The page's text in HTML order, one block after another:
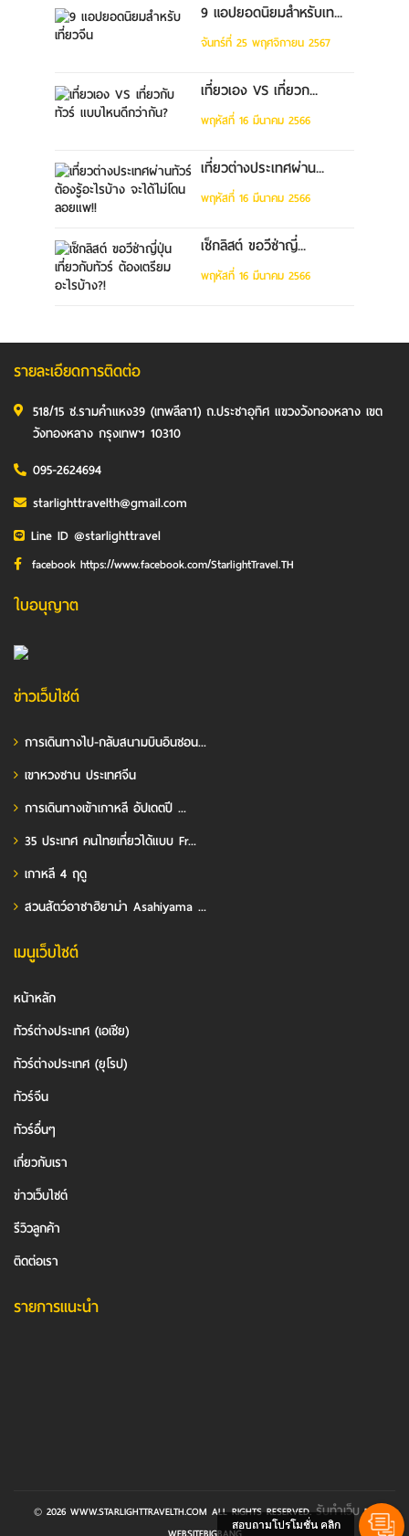
9 แอปยอดนิยมสำหรับเท...
จันทร์ที่ 25 พฤศจิกายน 2567
เที่ยวเอง VS เที่ยวก...
พฤหัสที่ 16 มีนาคม 2566
เที่ยวต่างประเทศผ่าน...
พฤหัสที่ 16 มีนาคม 2566
เช็กลิสต์ ขอวีซ่าญี่...
พฤหัสที่ 16 มีนาคม 2566
รายละเอียดการติดต่อ
518/15 ซ.รามคำแหง39 (เทพลีลา1) ถ.ประชาอุทิศ แขวงวังทองหลาง เขต
วังทองหลาง กรุงเทพฯ 10310
095-2624694
starlighttravelth@gmail.com
Line ID @starlighttravel
facebook https://www.facebook.com/StarlightTravel.TH
ใบอนุญาต
ข่าวเว็บไซต์
การเดินทางไป-กลับสนามบินอินชอน...
เขาหวงซาน ประเทศจีน
การเดินทางเข้าเกาหลี อัปเดตปี ...
35 ประเทศ คนไทยเที่ยวได้แบบ Fr...
เกาหลี 4 ฤดู
สวนสัตว์อาซาฮิยาม่า Asahiyama ...
เมนูเว็บไซต์
หน้าหลัก
ทัวร์ต่างประเทศ (เอเชีย)
ทัวร์ต่างประเทศ (ยุโรป)
ทัวร์จีน
ทัวร์อื่นๆ
เกี่ยวกับเรา
ข่าวเว็บไซต์
รีวิวลูกค้า
ติดต่อเรา
รายการแนะนำ
© 2026 WWW.STARLIGHTTRAVELTH.COM ALL RIGHTS RESERVED.รับทำเว็บBY
สอบถามโปรโมชั่น คลิก